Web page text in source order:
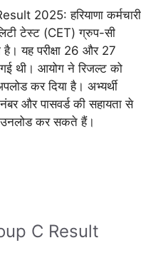
2025: हरियाणा कर्मचारी
टेस्ट (CET) ग्रुप-सी
है। यह परीक्षा 26 और 27
थी। आयोग ने रिजल्ट को
कर दिया है। अभ्यर्थी
और पासवर्ड की सहायता से
कर सकते हैं।
C Result